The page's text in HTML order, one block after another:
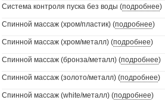
Система контроля пуска без воды (подробнее)
Спинной массаж (хром/пластик) (подробнее)
Спинной массаж (хром/металл) (подробнее)
Спинной массаж (бронза/металл) (подробнее)
Спинной массаж (золото/металл) (подробнее)
Спинной массаж (white/металл) (подробнее)